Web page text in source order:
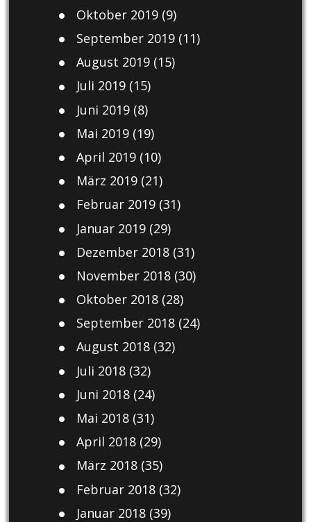
Oktober 2019(9)
September 2019(11)
August 2019(15)
Juli 2019(15)
Juni 2019(8)
Mai 2019(19)
April 2019(10)
März 2019(21)
Februar 2019(31)
Januar 2019(29)
Dezember 2018(31)
November 2018(30)
Oktober 2018(28)
September 2018(24)
August 2018(32)
Juli 2018(32)
Juni 2018(24)
Mai 2018(31)
April 2018(29)
März 2018(35)
Februar 2018(32)
Januar 2018(39)